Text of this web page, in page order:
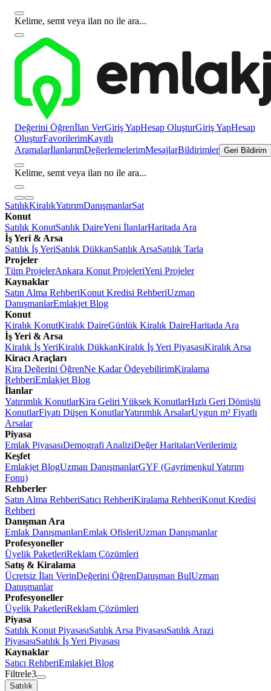
Kelime, semt veya ilan no ile ara...
Değerini Öğrenİlan VerGiriş YapHesap OluşturGiriş YapHesap
OluşturFavorilerimKayıtlı
AramalarİlanlarımDeğerlemelerimMesajlarBildirimler Geri Bildirim
Kelime, semt veya ilan no ile ara...
SatılıkKiralıkYatırımDanışmanlarSat
Konut
Satılık KonutSatılık DaireYeni İlanlarHaritada Ara
İş Yeri & Arsa
Satılık İş YeriSatılık DükkanSatılık ArsaSatılık Tarla
Projeler
Tüm ProjelerAnkara Konut ProjeleriYeni Projeler
Kaynaklar
Satın Alma RehberiKonut Kredisi RehberiUzman
DanışmanlarEmlakjet Blog
Konut
Kiralık KonutKiralık DaireGünlük Kiralık DaireHaritada Ara
İş Yeri & Arsa
Kiralık İş YeriKiralık DükkanKiralık İş Yeri PiyasasıKiralık Arsa
Kiracı Araçları
Kira Değerini ÖğrenNe Kadar ÖdeyebilirimKiralama
RehberiEmlakjet Blog
İlanlar
Yatırımlık KonutlarKira Geliri Yüksek KonutlarHızlı Geri Dönüşlü
KonutlarFiyatı Düşen KonutlarYatırımlık ArsalarUygun m² Fiyatlı
Arsalar
Piyasa
Emlak PiyasasıDemografi AnaliziDeğer HaritalarıVerilerimiz
Keşfet
Emlakjet BlogUzman DanışmanlarGYF (Gayrimenkul Yatırım
Fonu)
Rehberler
Satın Alma RehberiSatıcı RehberiKiralama RehberiKonut Kredisi
Rehberi
Danışman Ara
Emlak DanışmanlarıEmlak OfisleriUzman Danışmanlar
Profesyoneller
Üyelik PaketleriReklam Çözümleri
Satış & Kiralama
Ücretsiz İlan VerinDeğerini ÖğrenDanışman BulUzman
Danışmanlar
Profesyoneller
Üyelik PaketleriReklam Çözümleri
Piyasa
Satılık Konut PiyasasıSatılık Arsa PiyasasıSatılık Arazi
PiyasasıSatılık İş Yeri Piyasası
Kaynaklar
Satıcı RehberiEmlakjet Blog
Filtrele3
Satılık